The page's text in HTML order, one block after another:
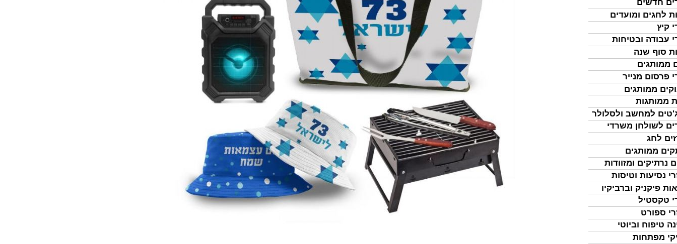
חדשים
לחגים ומועדים
קיץ
עבודה ובטיחות
סוף שנה
ממותגים
פרסום מנייר
ממותגים
ממותגות
למחשב ולסלולר
לשולחן משרדי
לחג
ממותגים
נרתיקים ומזוודות
נסיעות וטיסות
פיקניק וברביקיו
טקסטיל
ספורט
טיפוח וביוטי
מפתחות